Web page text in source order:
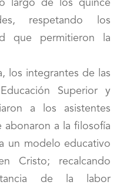
largo de los quince
respetando los
que permitieron la
los integrantes de las
Superior y
a los asistentes
abonaron a la filosofía
un modelo educativo
Cristo; recalcando
de la labor